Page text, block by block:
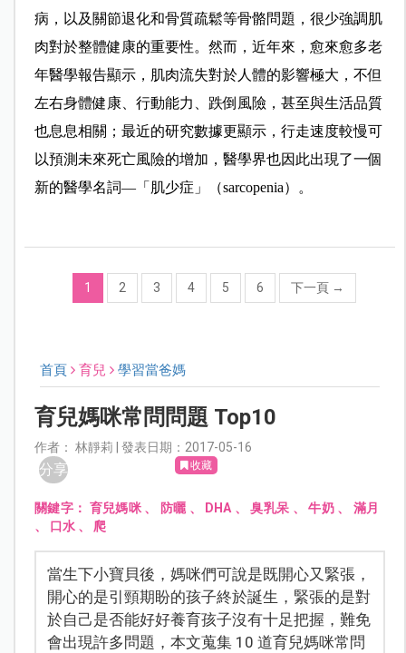
病，以及關節退化和骨質疏鬆等骨骼問題，很少強調肌
肉對於整體健康的重要性。然而，近年來，愈來愈多老
年醫學報告顯示，肌肉流失對於人體的影響極大，不但
左右身體健康、行動能力、跌倒風險，甚至與生活品質
也息息相關；最近的研究數據更顯示，行走速度較慢可
以預測未來死亡風險的增加，醫學界也因此出現了一個
新的醫學名詞―「肌少症」（sarcopenia）。
1 2 3 4 5 6 下一頁 →
首頁 育兒 學習當爸媽
育兒媽咪常問問題 Top10
作者： 林靜莉 | 發表日期：2017-05-16
分享 收藏
關鍵字： 育兒媽咪、 防曬、 DHA、臭乳呆 、牛奶、 滿月
、 口水、 爬
當生下小寶貝後，媽咪們可說是既開心又緊張，
開心的是引頸期盼的孩子終於誕生，緊張的是對
於自己是否能好好養育孩子沒有十足把握，難免
會出現許多問題，本文蒐集 10 道育兒媽咪常問